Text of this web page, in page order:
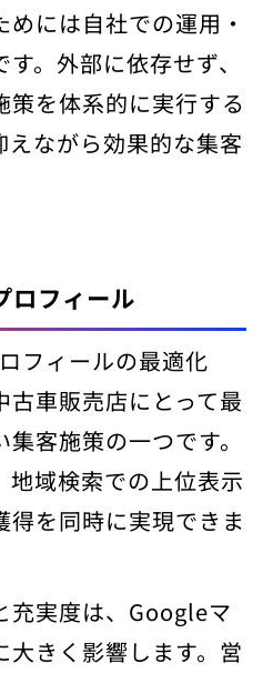
には自社での運用・
。外部に依存せず、
策を体系的に実行する
えながら効果的な集客
ロフィール
フィールの最適化
古車販売店にとって最
客施策の一つです。
地域検索での上位表示
得を同時に実現できま
充実度は、Googleマ
大きく影響します。営